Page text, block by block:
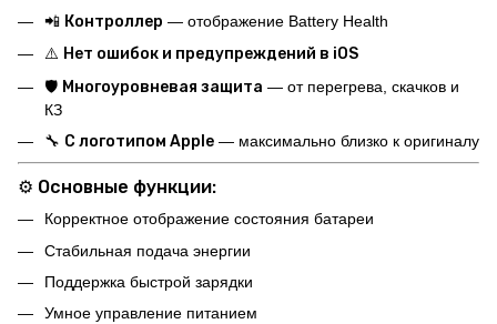
📲 Контроллер — отображение Battery Health
⚠️ Нет ошибок и предупреждений в iOS
🛡️ Многоуровневая защита — от перегрева, скачков и
КЗ
🔧 С логотипом Apple — максимально близко к оригиналу
⚙️ Основные функции:
Корректное отображение состояния батареи
Стабильная подача энергии
Поддержка быстрой зарядки
Умное управление питанием